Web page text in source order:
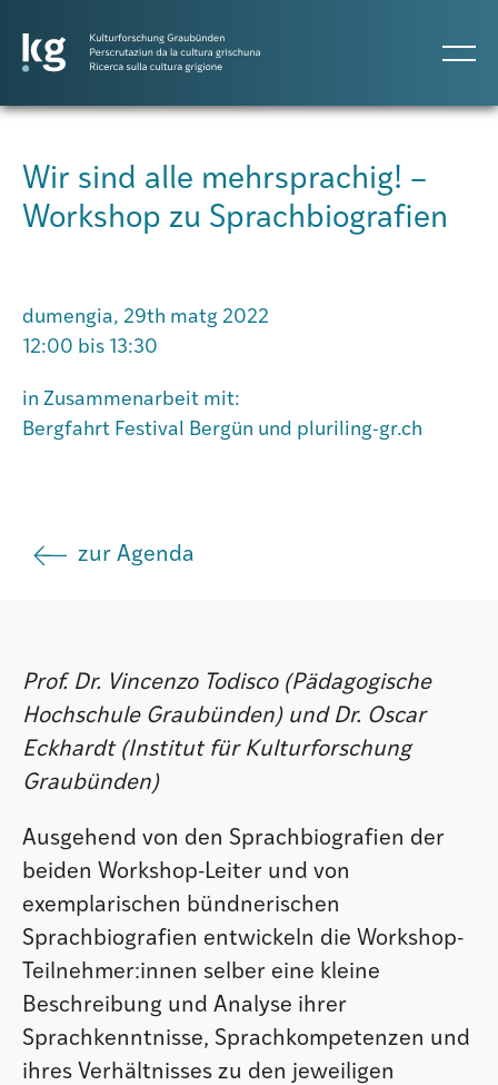
Projects
Wir sind alle mehrsprachig! –
Workshop zu Sprachbiografien
dumengia, 29th matg 2022
12:00 bis 13:30
in Zusammenarbeit mit:
Bergfahrt Festival Bergün und pluriling-gr.ch
zur Agenda
Prof. Dr. Vincenzo Todisco (Pädagogische
Hochschule Graubünden) und Dr. Oscar
Eckhardt (Institut für Kulturforschung
Graubünden)
Ausgehend von den Sprachbiografien der
beiden Workshop-Leiter und von
exemplarischen bündnerischen
Sprachbiografien entwickeln die Workshop-
Teilnehmer:innen selber eine kleine
Beschreibung und Analyse ihrer
Sprachkenntnisse, Sprachkompetenzen und
ihres Verhältnisses zu den jeweiligen